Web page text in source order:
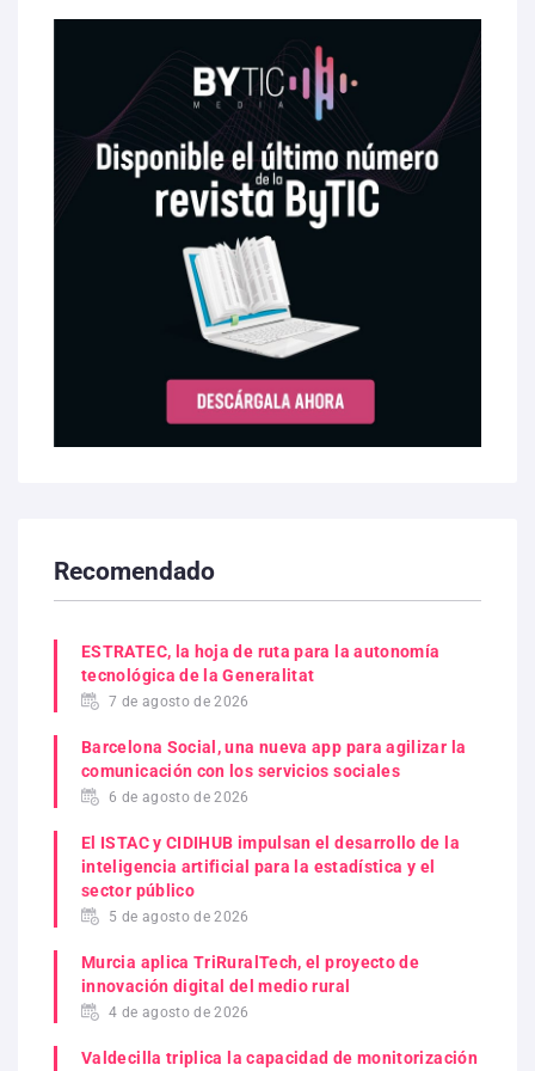
Recomendado
ESTRATEC, la hoja de ruta para la autonomía
tecnológica de la Generalitat
7 de agosto de 2026
Barcelona Social, una nueva app para agilizar la
comunicación con los servicios sociales
6 de agosto de 2026
El ISTAC y CIDIHUB impulsan el desarrollo de la
inteligencia artificial para la estadística y el
sector público
5 de agosto de 2026
Murcia aplica TriRuralTech, el proyecto de
innovación digital del medio rural
4 de agosto de 2026
Valdecilla triplica la capacidad de monitorización